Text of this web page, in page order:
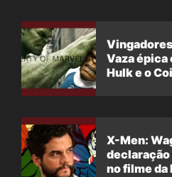
Vaza épica
Hulk e o
X-Men:
declaração
no filme da